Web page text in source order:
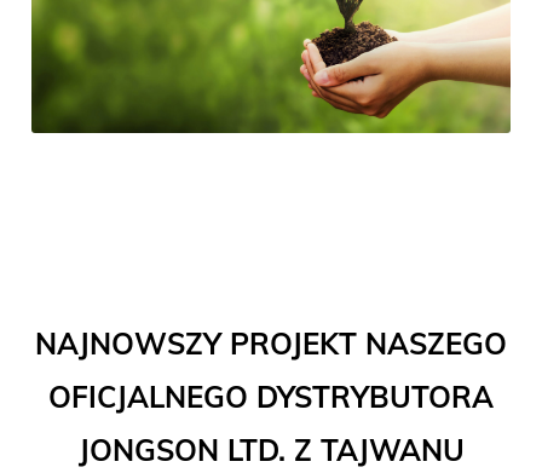
NAJNOWSZY PROJEKT NASZEGO
OFICJALNEGO DYSTRYBUTORA
JONGSON LTD. Z TAJWANU